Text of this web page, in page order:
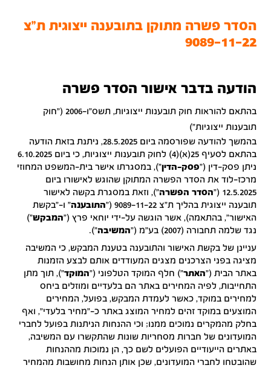
הסדר פשרה מתוקן בתובענה ייצוגית ת"צ
9089-11-22
הודעה בדבר אישור הסדר פשרה
בהתאם להוראות חוק תובענות ייצוגיות, תשס"ו-2006 ("חוק
תובענות ייצוגיות")
בהמשך להודעה שפורסמה ביום 28.5.2025, ניתנת בזאת הודעה
בהתאם לסעיף 25(א)(4) לחוק תובענות ייצוגיות, כי ביום 6.10.2025
ניתן פסק-דין ("פסק-הדין"), במסגרתו אישר בית-המשפט המחוזי
מרכז-לוד את הסדר הפשרה המתוקן שהוגש לאישורו ביום
12.5.2025 ("
הסדר הפשרה"), וזאת במסגרת בקשה לאישור
תובענה ייצוגית בהליך ת"צ 9089-11-22 ("
התובענה" ו-"בקשת
האישור", בהתאמה), אשר הוגשה על-ידי יוחאי פרץ ("המבקש")
נגד שלמה תחבורה (2007) בע"מ ("
המשיבה").
עניינן של בקשת האישור והתובענה בטענת המבקש, כי המשיבה
מציגה בפני הצרכנים מצגים המעודדים אותם לבצע הזמנות
באתר הבית ("האתר") חלף המוקד הטלפוני ("המוקד"), תוך מתן
התחייבות, לפיה המחירים באתר הם בלעדיים ומוזלים ביחס
למחירים במוקד, כאשר לעמדת המבקש, בפועל, המחירים
המוצעים במוקד זהים למחיר המוצג באתר כ-"מחיר בלעדי", ואף
בחלק מהמקרים נמוכים ממנו; וכי ההנחות הניתנות בפועל לחברי
המועדונים של חברות מסחריות שונות שהתקשרו עם המשיבה,
באתרים הייעודיים הפועלים לשם כך, הן נמוכות מההנחות
שהובטחו לחברי המועדונים, שכן אותן הנחות מחושבות מהמחיר